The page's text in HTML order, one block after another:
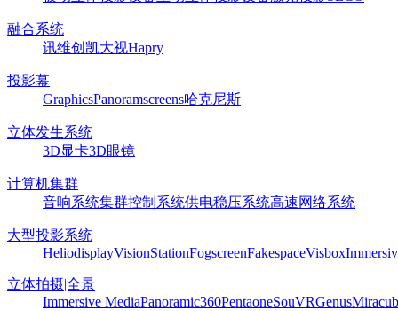
融合系统
讯维创凯大视Hapry
投影幕
GraphicsPanoramscreens哈克尼斯
立体发生系统
3D显卡3D眼镜
计算机集群
音响系统集群控制系统供电稳压系统高速网络系统
大型投影系统
HeliodisplayVisionStationFogscreenFakespaceVisbox
立体拍摄|全景
Immersive MediaPanoramic360PentaoneSouVRGenus